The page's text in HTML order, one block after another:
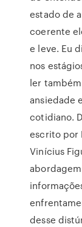
estado de
coerente
e leve. Eu
nos
ler
ansiedade
cotidiano.
escrito por
Vinícius
desse